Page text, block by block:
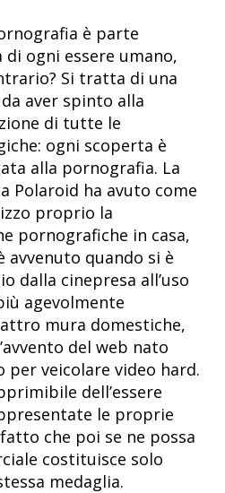
è parte
ogni essere umano,
Si tratta di una
aver spinto alla
di tutte le
ogni scoperta è
alla pornografia. La
Polaroid ha avuto come
proprio la
pornografiche in casa,
avvenuto quando si è
dalla cinepresa all’uso
agevolmente
mura domestiche,
del web nato
veicolare video hard.
dell’essere
le proprie
che poi se ne possa
costituisce solo
medaglia.